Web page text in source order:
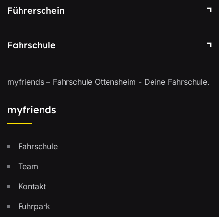
Führerschein
Fahrschule
myfriends – Fahrschule Ottensheim - Deine Fahrschule.
myfriends
Fahrschule
Team
Kontakt
Fuhrpark